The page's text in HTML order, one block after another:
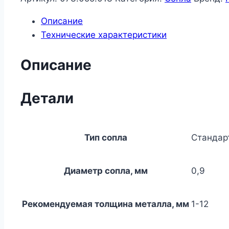
SG-
Описание
Технические характеристики
Описание
Детали
Тип сопла
Диаметр сопла, мм 0,9
Рекомендуемая толщина металла, мм 1-12